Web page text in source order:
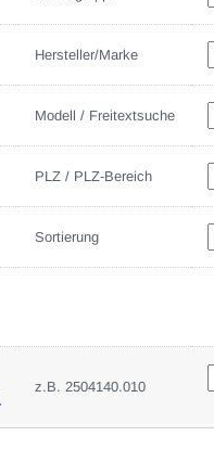
Hersteller/Marke
Modell / Freitextsuche
PLZ / PLZ-Bereich
Sortierung
z.B. 2504140.010